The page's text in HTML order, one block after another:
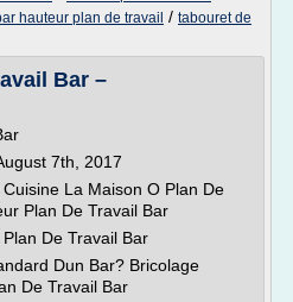
hauteur plan de travail / tabouret de
Bar –
7th, 2017
La Maison O Plan De
Plan De Travail Bar
De Travail Bar
Dun Bar? Bricolage
De Travail Bar